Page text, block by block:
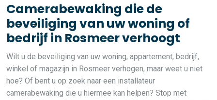
Camerabewaking die de
beveiliging van uw woning of
bedrijf in Rosmeer verhoogt
Wilt u de beveiliging van uw woning, appartement, bedrijf,
winkel of magazijn in Rosmeer verhogen, maar weet u niet
hoe? Of bent u op zoek naar een installateur
camerabewaking die u hiermee kan helpen? Stop met